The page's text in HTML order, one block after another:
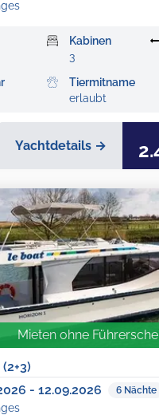
Kabinen
3
Tiermitname
erlaubt
Yachtdetails →
Mieten ohne
- 12.09.2026 6 Nächte